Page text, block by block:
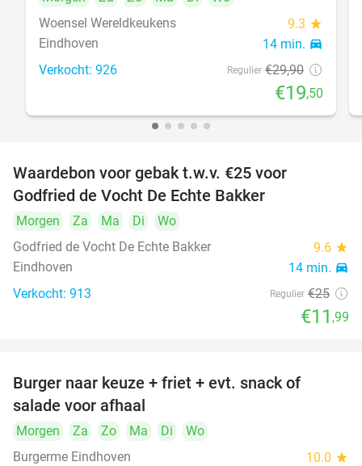
Woensel Wereldkeukens
9.3 star
Eindhoven 14 min. directions_car
Verkocht: 926 Regulier €29,90
€19,50
Waardebon voor gebak t.w.v. €25 voor
Godfried de Vocht De Echte Bakker
Morgen Za Ma Di
Wo
Godfried de Vocht De Echte Bakker
9.6 star
Eindhoven 14 min. directions_car
Verkocht: 913 Regulier €25
€11 ,99
Burger naar keuze + friet + evt. snack of
salade voor afhaal
Morgen Za Zo Ma Di
Wo
Burgerme Eindhoven
10.0 star